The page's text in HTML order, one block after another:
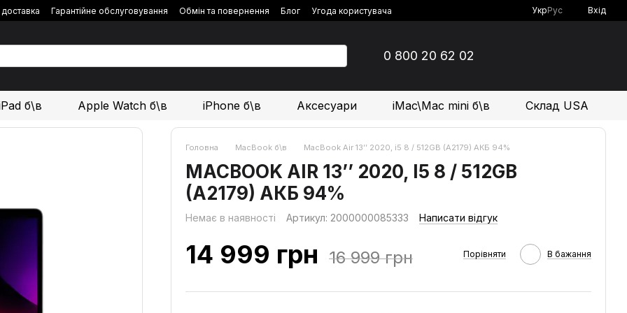
Гарантійне обслуговування Обмін та повернення Блог
Угода користувача
УкрРус Вхід
0 800 20 62 02
б\в Apple Watch б\в iPhone б\в Аксесуари iMac\Mac mini б\в Склад USA
Головна MacBook б\в MacBook Air 13’’ 2020, і5 8 / 512GB (A2179) АКБ 94%
MACBOOK AIR 13’’ 2020, І5 8 / 512GB
(A2179) АКБ 94%
Немає в наявності Артикул: 2000000085333 Написати відгук
14 999 грн 16 999 грн Порівняти В бажання